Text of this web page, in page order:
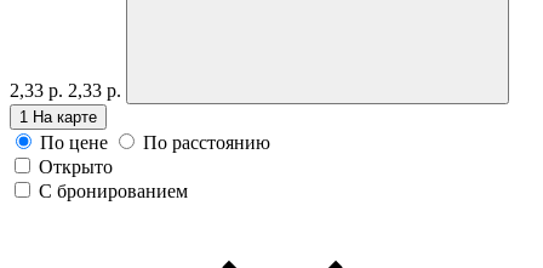
2,33 р. 2,33 р.
1 На карте
По цене
По расстоянию
Открыто
С бронированием